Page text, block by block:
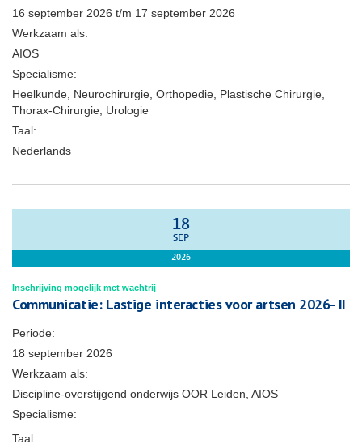
16 september 2026 t/m 17 september 2026
Werkzaam als:
AIOS
Specialisme:
Heelkunde, Neurochirurgie, Orthopedie, Plastische Chirurgie,
Thorax-Chirurgie, Urologie
Taal:
Nederlands
18
SEP
2026
Inschrijving mogelijk met wachtrij
Communicatie: Lastige interacties voor artsen 2026- II
Periode:
18 september 2026
Werkzaam als:
Discipline-overstijgend onderwijs OOR Leiden, AIOS
Specialisme:
Taal: